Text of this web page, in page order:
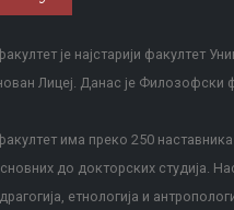
је најстарији факултет
Лицеј. Данас је
има преко 250
до докторских студија.
етнологија и